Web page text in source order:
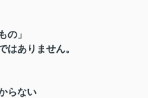
の」
はありません。
らない